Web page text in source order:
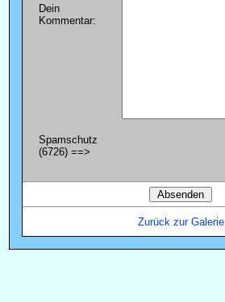
Dein
Kommentar:
Spamschutz
(6726) ==>
Zurück zur Galerie